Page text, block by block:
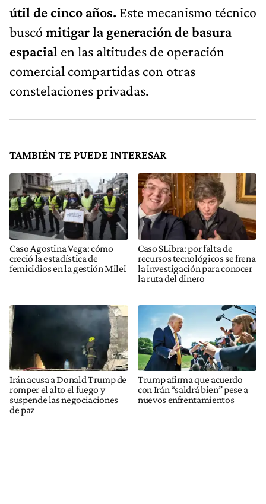
útil de cinco años. Este mecanismo técnico
buscó mitigar la generación de basura
espacial en las altitudes de operación
comercial compartidas con otras
constelaciones privadas.
TAMBIÉN TE PUEDE INTERESAR
Caso Agostina Vega: cómo
creció la estadística de
femicidios en la gestión Milei
Caso $Libra: por falta de
recursos tecnológicos se frena
la investigación para conocer
la ruta del dinero
Irán acusa a Donald Trump de
romper el alto el fuego y
suspende las negociaciones
de paz
Trump afirma que acuerdo
con Irán “saldrá bien” pese a
nuevos enfrentamientos